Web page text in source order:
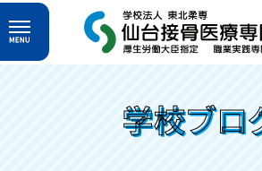
コ
ン
テ
ン
ナ
ビ
ゲ
ー
学校ブロ